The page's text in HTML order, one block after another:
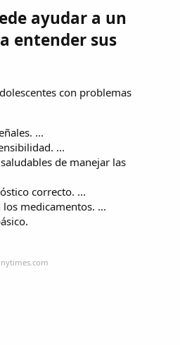
ayudar a un
entender sus
con problemas
...
...
de manejar las
correcto. ...
los medicamentos. ...